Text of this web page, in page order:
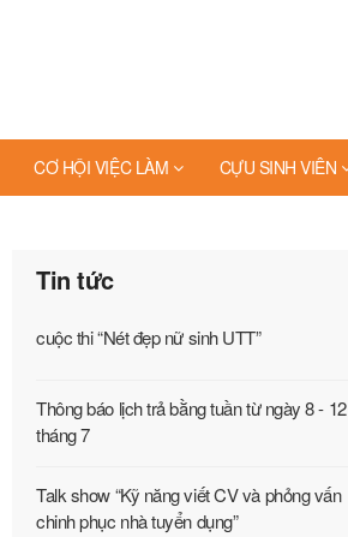
CƠ HỘI VIỆC LÀM CỰU SINH VIÊN
Tin tức
cuộc thi “Nét đẹp nữ sinh UTT”
Thông báo lịch trả bằng tuần từ ngày 8 - 12
tháng 7
Talk show “Kỹ năng viết CV và phỏng vấn
chinh phục nhà tuyển dụng”